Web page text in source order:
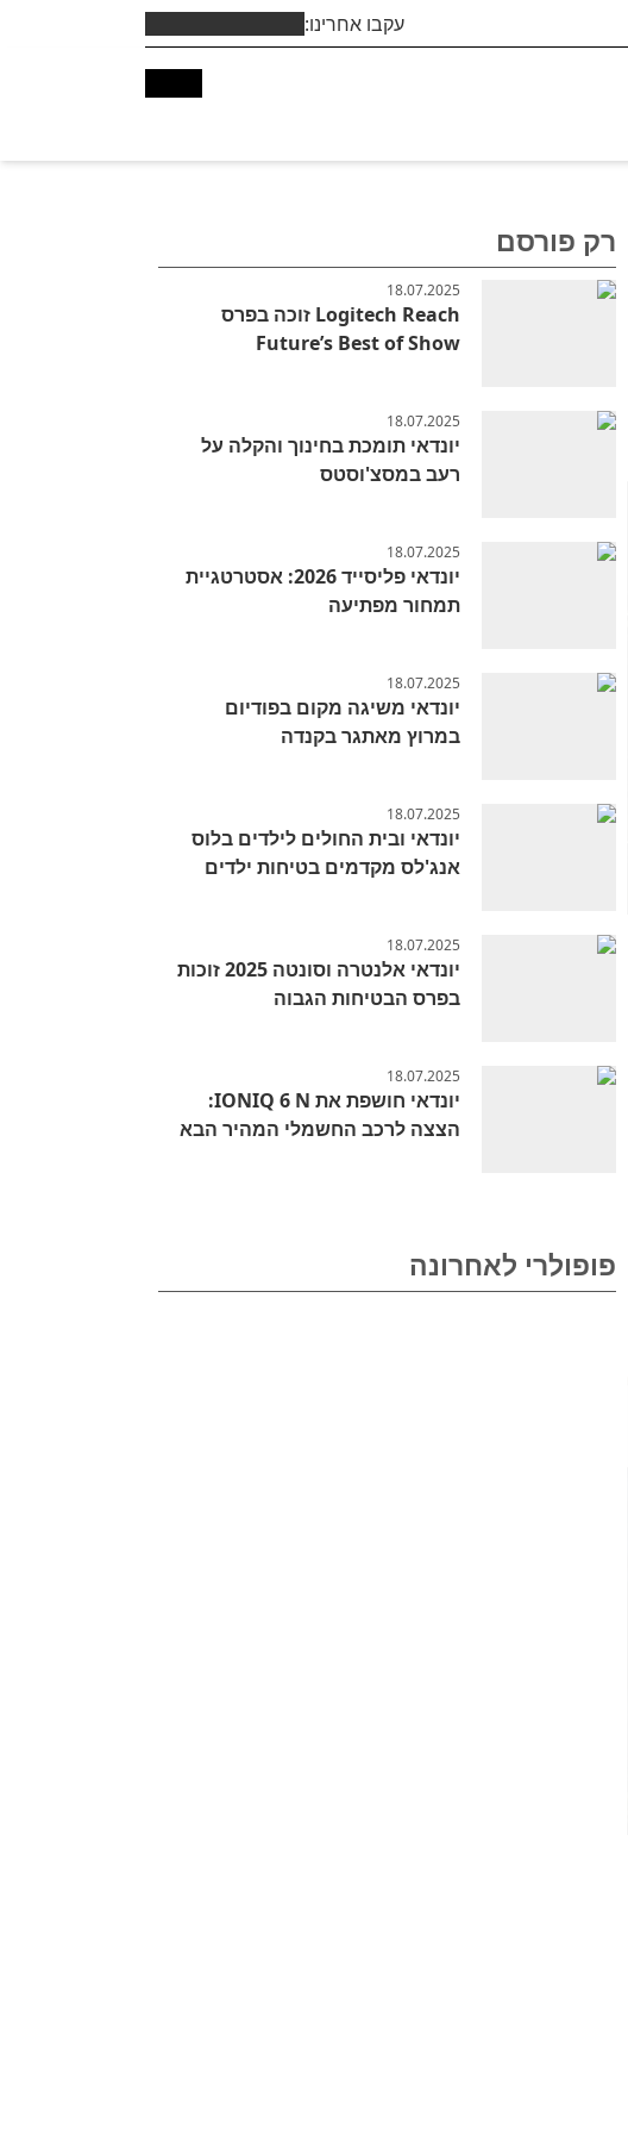
עקבו אחרינו:
רק פורסם
18.07.2025
Logitech Reach זוכה בפרס
Future’s Best of Show
18.07.2025
יונדאי תומכת בחינוך והקלה על
רעב במסצ'וסטס
18.07.2025
יונדאי פליסייד 2026: אסטרטגיית
תמחור מפתיעה
18.07.2025
יונדאי משיגה מקום בפודיום
במרוץ מאתגר בקנדה
18.07.2025
יונדאי ובית החולים לילדים בלוס
אנג'לס מקדמים בטיחות ילדים
18.07.2025
יונדאי אלנטרה וסונטה 2025 זוכות
בפרס הבטיחות הגבוה
18.07.2025
יונדאי חושפת את IONIQ 6 N:
הצצה לרכב החשמלי המהיר הבא
פופולרי לאחרונה